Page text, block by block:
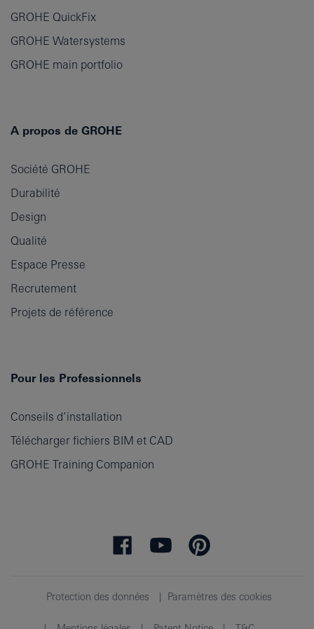
GROHE QuickFix
GROHE Watersystems
GROHE main portfolio
A propos de GROHE
Société GROHE
Durabilité
Design
Qualité
Espace Presse
Recrutement
Projets de référence
Pour les Professionnels
Conseils d’installation
Télécharger fichiers BIM et CAD
GROHE Training Companion
Protection des données Paramètres des cookies